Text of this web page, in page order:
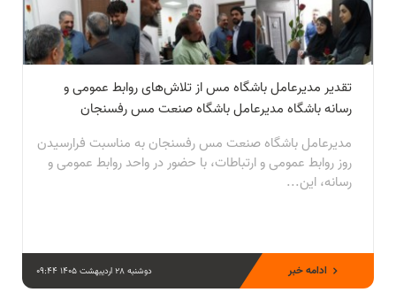
تقدیر مدیرعامل باشگاه مس از تلاش‌های روابط عمومی و
رسانه باشگاه مدیرعامل باشگاه صنعت مس رفسنجان
مدیرعامل باشگاه صنعت مس رفسنجان به مناسبت فرارسیدن
روز روابط عمومی و ارتباطات، با حضور در واحد روابط عمومی و
رسانه، این...
دوشنبه 28 اردیبهشت 1405 09:44 ادامه خبر